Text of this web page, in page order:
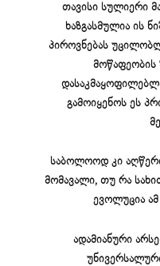
თავისი სულიერი
ხაზგასმულია ის
პიროვნებას
მოწაფეობის
გამოიყენოს ეს
საბოლოოდ კი
მომავალი, თუ რა
ევოლუცია
ადამიანური